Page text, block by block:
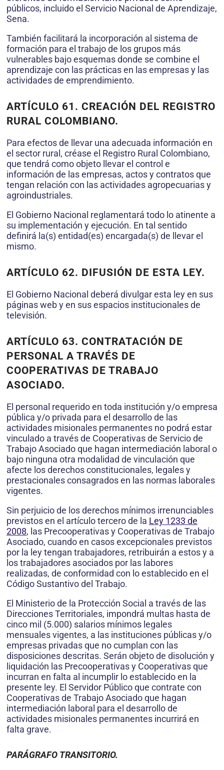
públicos, incluido el Servicio Nacional de Aprendizaje,
Sena.
También facilitará la incorporación al sistema de
formación para el trabajo de los grupos más
vulnerables bajo esquemas donde se combine el
aprendizaje con las prácticas en las empresas y las
actividades de emprendimiento.
ARTÍCULO 61. CREACIÓN DEL REGISTRO
RURAL COLOMBIANO.
Para efectos de llevar una adecuada información en
el sector rural, créase el Registro Rural Colombiano,
que tendrá como objeto llevar el control e
información de las empresas, actos y contratos que
tengan relación con las actividades agropecuarias y
agroindustriales.
El Gobierno Nacional reglamentará todo lo atinente a
su implementación y ejecución. En tal sentido
definirá la(s) entidad(es) encargada(s) de llevar el
mismo.
ARTÍCULO 62. DIFUSIÓN DE ESTA LEY.
El Gobierno Nacional deberá divulgar esta ley en sus
páginas web y en sus espacios institucionales de
televisión.
ARTÍCULO 63. CONTRATACIÓN DE
PERSONAL A TRAVÉS DE
COOPERATIVAS DE TRABAJO
ASOCIADO.
El personal requerido en toda institución y/o empresa
pública y/o privada para el desarrollo de las
actividades misionales permanentes no podrá estar
vinculado a través de Cooperativas de Servicio de
Trabajo Asociado que hagan intermediación laboral o
bajo ninguna otra modalidad de vinculación que
afecte los derechos constitucionales, legales y
prestacionales consagrados en las normas laborales
vigentes.
Sin perjuicio de los derechos mínimos irrenunciables
previstos en el artículo tercero de la Ley 1233 de
2008, las Precooperativas y Cooperativas de Trabajo
Asociado, cuando en casos excepcionales previstos
por la ley tengan trabajadores, retribuirán a estos y a
los trabajadores asociados por las labores
realizadas, de conformidad con lo establecido en el
Código Sustantivo del Trabajo.
El Ministerio de la Protección Social a través de las
Direcciones Territoriales, impondrá multas hasta de
cinco mil (5.000) salarios mínimos legales
mensuales vigentes, a las instituciones públicas y/o
empresas privadas que no cumplan con las
disposiciones descritas. Serán objeto de disolución y
liquidación las Precooperativas y Cooperativas que
incurran en falta al incumplir lo establecido en la
presente ley. El Servidor Público que contrate con
Cooperativas de Trabajo Asociado que hagan
intermediación laboral para el desarrollo de
actividades misionales permanentes incurrirá en
falta grave.
PARÁGRAFO TRANSITORIO.